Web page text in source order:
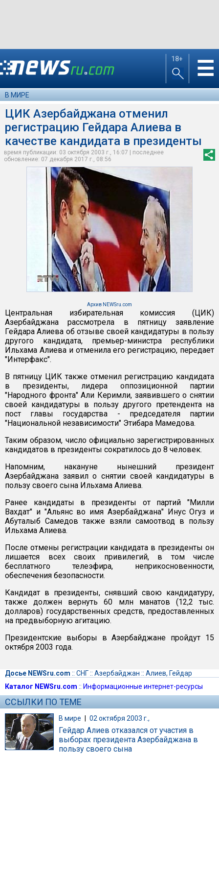
18+ ☰
В МИРЕ
ЦИК Азербайджана отменил
регистрацию Гейдара Алиева в
качестве кандидата в президенты
время публикации: 03 октября 2003 г., 16:07 | последнее
обновление: 07 декабря 2017 г., 08:56
Архив NEWSru.com
Центральная избирательная комиссия (ЦИК)
Азербайджана рассмотрела в пятницу заявление
Гейдара Алиева об отзыве своей кандидатуры в пользу
другого кандидата, премьер-министра республики
Ильхама Алиева и отменила его регистрацию, передает
"Интерфакс".
В пятницу ЦИК также отменил регистрацию кандидата
в президенты, лидера оппозиционной партии
"Народного фронта" Али Керимли, заявившего о снятии
своей кандидатуры в пользу другого претендента на
пост главы государства - председателя партии
"Национальной независимости" Этибара Мамедова.
Таким образом, число официально зарегистрированных
кандидатов в президенты сократилось до 8 человек.
Напомним, накануне нынешний президент
Азербайджана заявил о снятии своей кандидатуры в
пользу своего сына Ильхама Алиева.
Ранее кандидаты в президенты от партий "Милли
Вахдат" и "Альянс во имя Азербайджана" Инус Огуз и
Абуталыб Самедов также взяли самоотвод в пользу
Ильхама Алиева.
После отмены регистрации кандидата в президенты он
лишается всех своих привилегий, в том числе
бесплатного телеэфира, неприкосновенности,
обеспечения безопасности.
Кандидат в президенты, снявший свою кандидатуру,
также должен вернуть 60 млн манатов (12,2 тыс.
долларов) государственных средств, предоставленных
на предвыборную агитацию.
Президентские выборы в Азербайджане пройдут 15
октября 2003 года.
Досье NEWSru.com :: СНГ:: Азербайджан :: Алиев, Гейдар
Каталог NEWSru.com :: Информационные интернет-ресурсы
ССЫЛКИ ПО ТЕМЕ
В мире | 02 октября 2003 г.,
Гейдар Алиев отказался от участия в
выборах президента Азербайджана в
пользу своего сына